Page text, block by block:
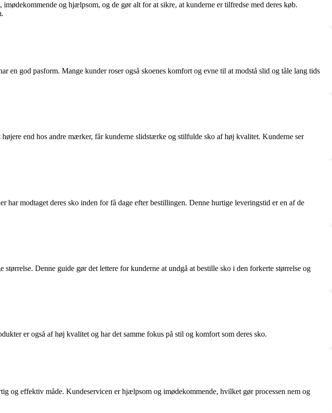
og hjælpsom, og de gør alt for at sikre, at kunderne er tilfredse med deres køb.
god pasform. Mange kunder roser også skoenes komfort og evne til at modstå slid og tåle lang tids
end hos andre mærker, får kunderne slidstærke og stilfulde sko af høj kvalitet. Kunderne ser
modtaget deres sko inden for få dage efter bestillingen. Denne hurtige leveringstid er en af de
Denne guide gør det lettere for kunderne at undgå at bestille sko i den forkerte størrelse og
er også af høj kvalitet og har det samme fokus på stil og komfort som deres sko.
og effektiv måde. Kundeservicen er hjælpsom og imødekommende, hvilket gør processen nem og